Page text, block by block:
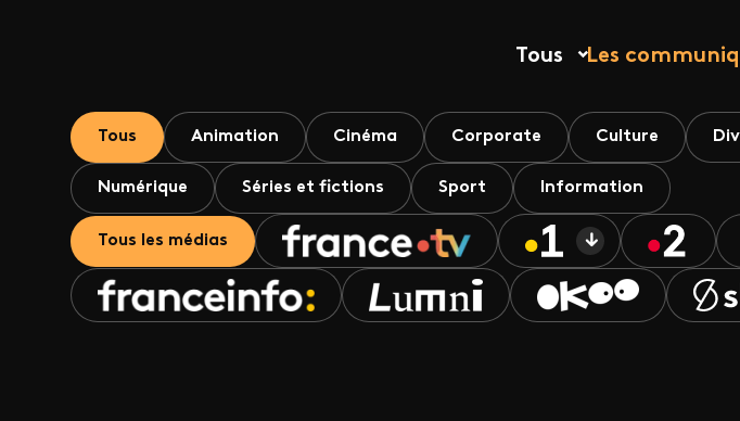
Tous Les
Tous Animation Cinéma Corporate Culture
Numérique Séries et fictions Sport Information
Tous les médias